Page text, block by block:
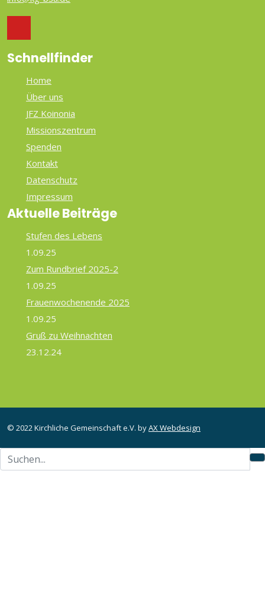
Schnellfinder
Home
Über uns
JFZ Koinonia
Missionszentrum
Spenden
Kontakt
Datenschutz
Impressum
Aktuelle Beiträge
Stufen des Lebens
1.09.25
Zum Rundbrief 2025-2
1.09.25
Frauenwochenende 2025
1.09.25
Gruß zu Weihnachten
23.12.24
© 2022 Kirchliche Gemeinschaft e.V. byAX Webdesign